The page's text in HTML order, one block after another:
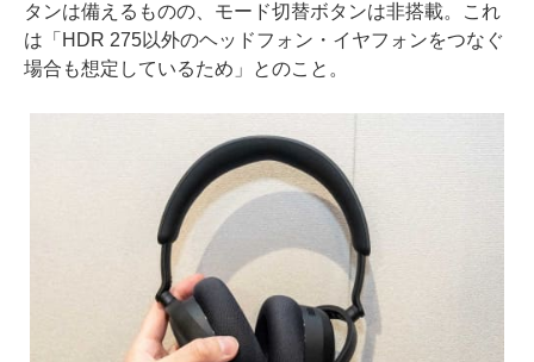
タンは備えるものの、モード切替ボタンは非搭載。これ
は「HDR 275以外のヘッドフォン・イヤフォンをつなぐ
場合も想定しているため」とのこと。